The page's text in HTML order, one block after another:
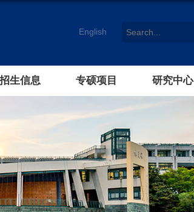
English
招生信息 专硕项目 研究中心